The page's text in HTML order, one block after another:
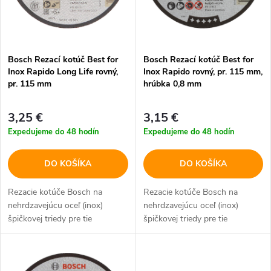
p
o
d
u
k
p
r
o
d
u
k
t
Bosch Rezací kotúč Best for
Inox Rapido Long Life rovný,
pr. 115 mm
3,25 €
Expedujeme do 48 hodín
DO KOŠÍKA
Rezacie kotúče Bosch na
nehrdzavejúcu oceľ (inox)
špičkovej triedy pre tie
najvyššie požiadavky.
Bosch Rezací kotúč Best for
Inox Rapido rovný, pr. 115 mm,
hrúbka 0,8 mm
3,15 €
Expedujeme do 48 hodín
DO KOŠÍKA
Rezacie kotúče Bosch na
nehrdzavejúcu oceľ (inox)
špičkovej triedy pre tie
najvyššie požiadavky.